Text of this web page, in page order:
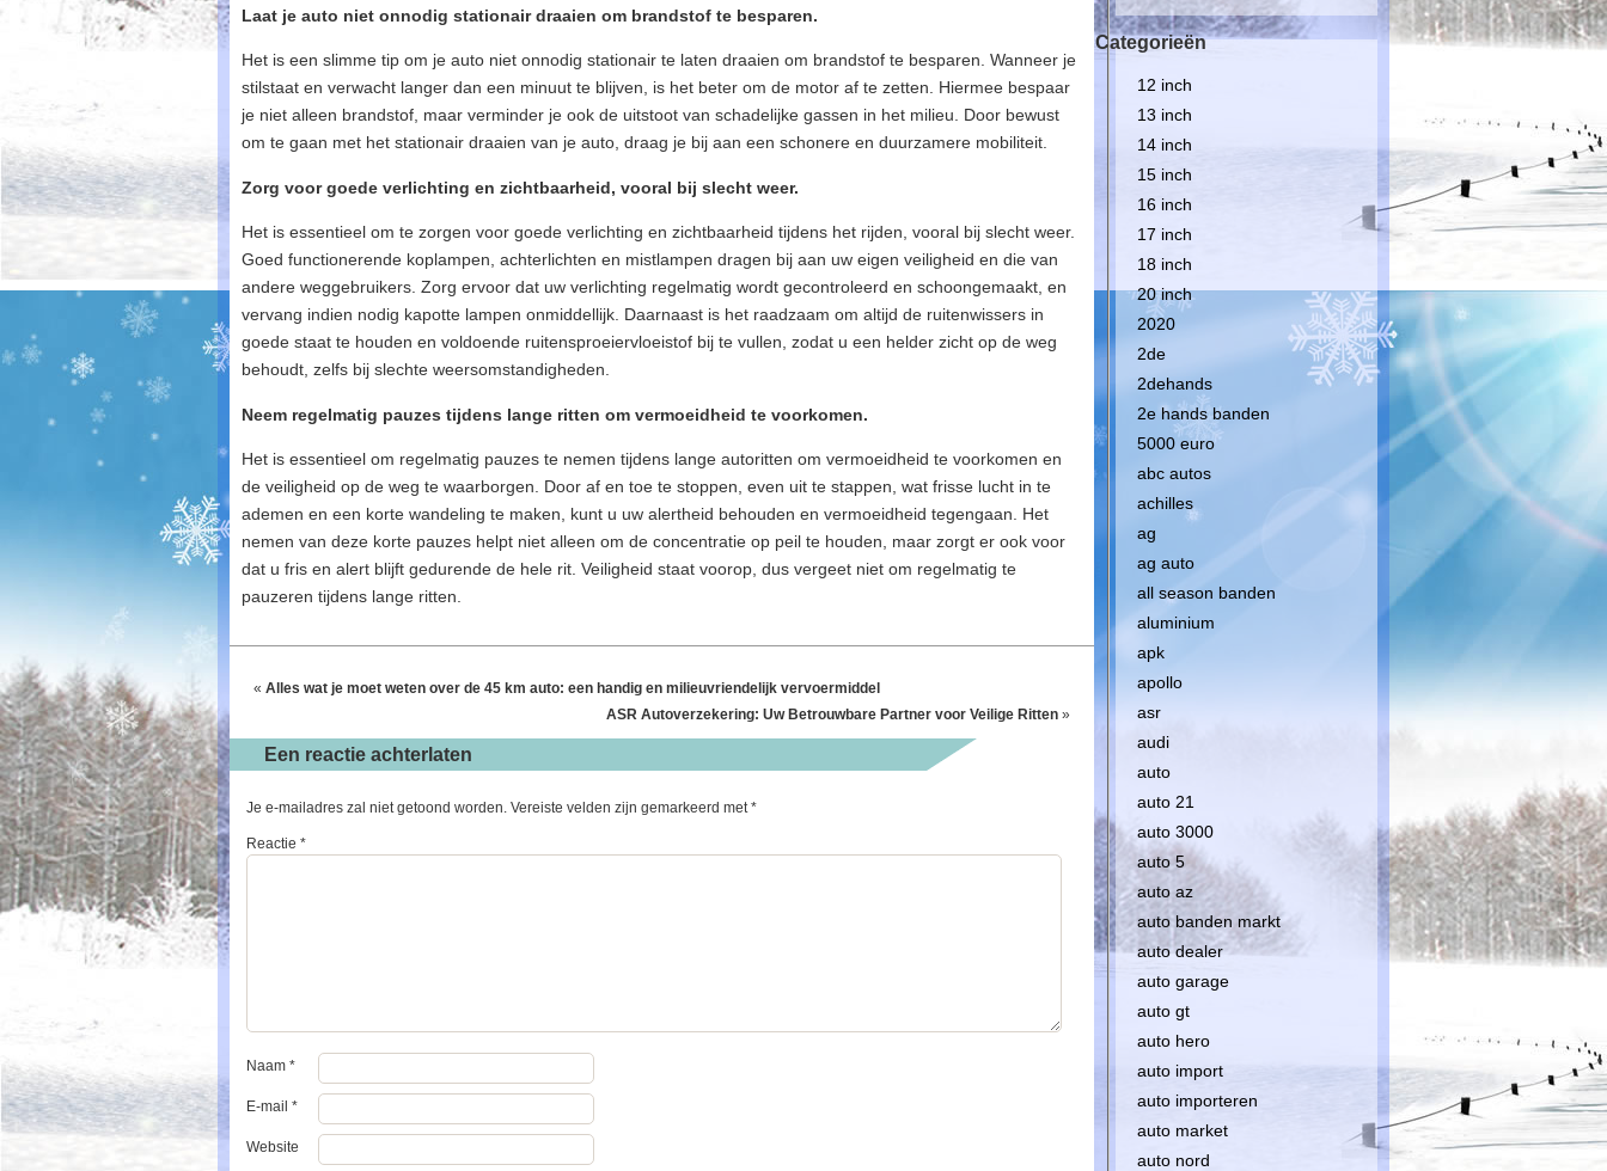
Laat je auto niet onnodig stationair draaien om brandstof te besparen.
Het is een slimme tip om je auto niet onnodig stationair te laten draaien om brandstof te besparen. Wanneer je
stilstaat en verwacht langer dan een minuut te blijven, is het beter om de motor af te zetten. Hiermee bespaar
je niet alleen brandstof, maar verminder je ook de uitstoot van schadelijke gassen in het milieu. Door bewust
om te gaan met het stationair draaien van je auto, draag je bij aan een schonere en duurzamere mobiliteit.
Zorg voor goede verlichting en zichtbaarheid, vooral bij slecht weer.
Het is essentieel om te zorgen voor goede verlichting en zichtbaarheid tijdens het rijden, vooral bij slecht weer.
Goed functionerende koplampen, achterlichten en mistlampen dragen bij aan uw eigen veiligheid en die van
andere weggebruikers. Zorg ervoor dat uw verlichting regelmatig wordt gecontroleerd en schoongemaakt, en
vervang indien nodig kapotte lampen onmiddellijk. Daarnaast is het raadzaam om altijd de ruitenwissers in
goede staat te houden en voldoende ruitensproeiervloeistof bij te vullen, zodat u een helder zicht op de weg
behoudt, zelfs bij slechte weersomstandigheden.
Neem regelmatig pauzes tijdens lange ritten om vermoeidheid te voorkomen.
Het is essentieel om regelmatig pauzes te nemen tijdens lange autoritten om vermoeidheid te voorkomen en
de veiligheid op de weg te waarborgen. Door af en toe te stoppen, even uit te stappen, wat frisse lucht in te
ademen en een korte wandeling te maken, kunt u uw alertheid behouden en vermoeidheid tegengaan. Het
nemen van deze korte pauzes helpt niet alleen om de concentratie op peil te houden, maar zorgt er ook voor
dat u fris en alert blijft gedurende de hele rit. Veiligheid staat voorop, dus vergeet niet om regelmatig te
pauzeren tijdens lange ritten.
« Alles wat je moet weten over de 45 km auto: een handig en milieuvriendelijk vervoermiddel
ASR Autoverzekering: Uw Betrouwbare Partner voor Veilige Ritten »
Een reactie achterlaten
Je e-mailadres zal niet getoond worden. Vereiste velden zijn gemarkeerd met*
Reactie*
Naam*
E-mail*
Website
Categorieën
12 inch
13 inch
14 inch
15 inch
16 inch
17 inch
18 inch
20 inch
2020
2de
2dehands
2e hands banden
5000 euro
abc autos
achilles
ag
ag auto
all season banden
aluminium
apk
apollo
asr
audi
auto
auto 21
auto 3000
auto 5
auto az
auto banden markt
auto dealer
auto garage
auto gt
auto hero
auto import
auto importeren
auto market
auto nord